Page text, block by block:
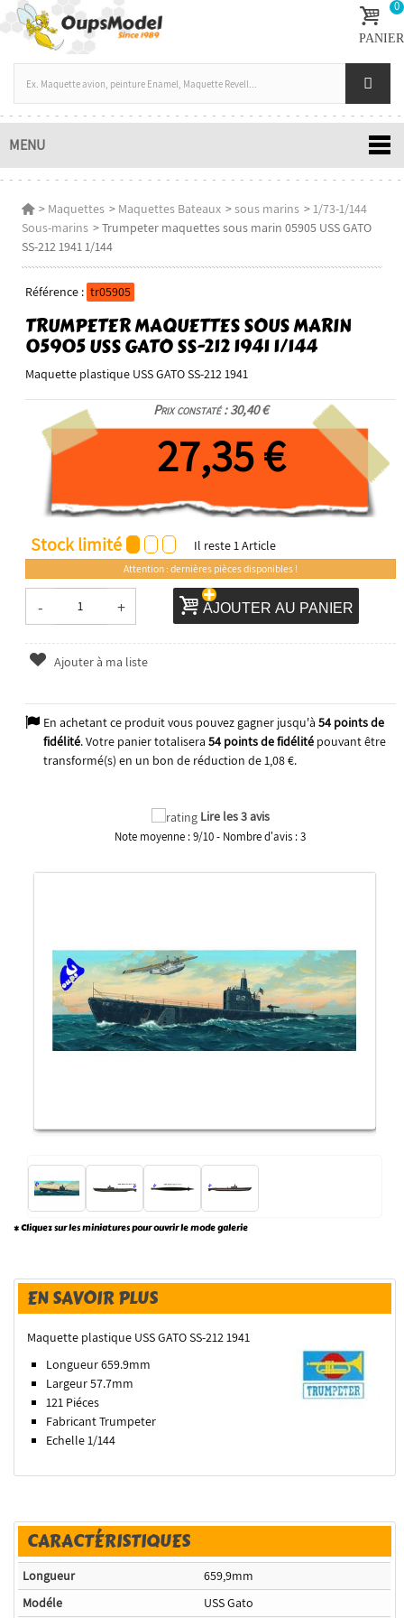
0
PANIER
MENU
> Maquettes > Maquettes Bateaux >sous marins >1/73-1/144
Sous-marins >Trumpeter maquettes sous marin 05905 USS GATO
SS-212 1941 1/144
Référence : tr05905
TRUMPETER MAQUETTES SOUS MARIN
05905 USS GATO SS-212 1941 1/144
Maquette plastique USS GATO SS-212 1941
Prix constaté : 30,40 €
27,35 €
Stock limité Il reste1Article
Attention : dernières pièces disponibles !
- + AJOUTER AU PANIER
Ajouter à ma liste
En achetant ce produit vous pouvez gagner jusqu'à 54points de
fidélité. Votre panier totalisera 54points de fidélitépouvant être
transformé(s) en un bon de réduction de1,08 €.
Lire les 3 avis
Note moyenne :9/10- Nombre d'avis :3
* Cliquez sur les miniatures pour ouvrir le mode galerie
EN SAVOIR PLUS
Maquette plastique USS GATO SS-212 1941
Longueur 659.9mm
Largeur 57.7mm
121 Piéces
Fabricant Trumpeter
Echelle 1/144
CARACTÉRISTIQUES
Longueur
659,9mm
Modéle
USS Gato